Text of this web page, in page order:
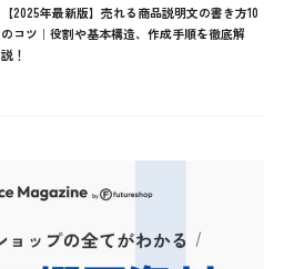
【2025年最新版】売れる商品説明文の書き方10
のコツ｜役割や基本構造、作成手順を徹底解
説！